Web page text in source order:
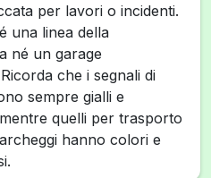
per lavori o incidenti.
una linea della
né un garage
che i segnali di
sempre gialli e
quelli per trasporto
hanno colori e